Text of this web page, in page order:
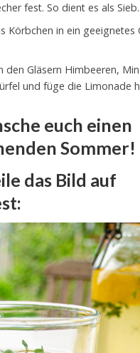
fest. So dient es als Sieb.
Körbchen in ein geeignetes
den Gläsern Himbeeren,
und füge die Limonade
euch einen
Sommer!
das Bild auf